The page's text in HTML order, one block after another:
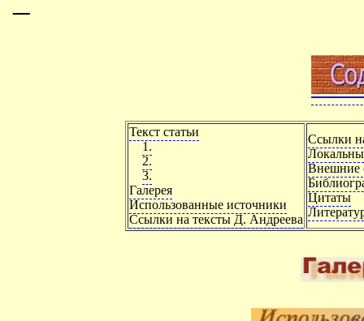
–
Текст статьи
1.
2.
3.
Галерея
Использованные источники
Ссылки на тексты Д. Андреева
Ссылки
Внешние
Цитаты